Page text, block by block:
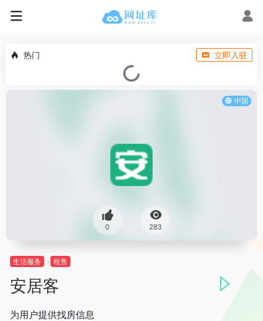
热门 立即入驻
中国
0 283
生活服务 租售
安居客
为用户提供找房信息